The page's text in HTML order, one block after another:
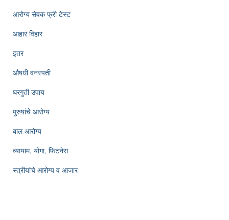
आरोग्य सेवक फ्री टेस्ट
आहार विहार
इतर
औषधी वनस्पती
घरगुती उपाय
पुरुषांचे आरोग्य
बाल आरोग्य
व्यायाम, योगा, फिटनेस
स्त्रीयांचे आरोग्य व आजार